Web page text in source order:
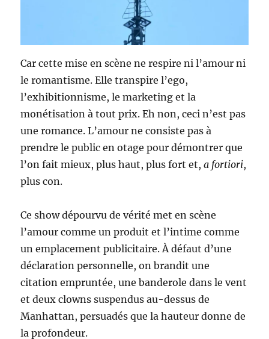
Car cette mise en scène ne respire ni l’amour ni
le romantisme. Elle transpire l’ego,
l’exhibitionnisme, le marketing et la
monétisation à tout prix. Eh non, ceci n’est pas
une romance. L’amour ne consiste pas à
prendre le public en otage pour démontrer que
l’on fait mieux, plus haut, plus fort et,a fortiori,
plus con.
Ce show dépourvu de vérité met en scène
l’amour comme un produit et l’intime comme
un emplacement publicitaire. À défaut d’une
déclaration personnelle, on brandit une
citation empruntée, une banderole dans le vent
et deux clowns suspendus au-dessus de
Manhattan, persuadés que la hauteur donne de
la profondeur.